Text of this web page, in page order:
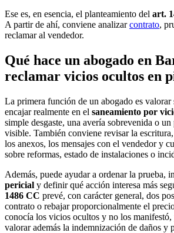
Ese es, en esencia, el planteamiento del art.
A partir de ahí, conviene analizarcontrato,
reclamar al vendedor.
Qué hace un abogado en
reclamar vicios ocultos en
La primera función de un abogado es valorar
encajar realmente en el saneamiento por
simple desgaste, una avería sobrevenida o
visible. También conviene revisar la
los anexos, los mensajes con el vendedor y
sobre reformas, estado de instalaciones o
Además, puede ayudar a ordenar la prueba,
pericial y definir qué acción interesa más
1486 CC prevé, con carácter general, dos
contrato o rebajar proporcionalmente el
conocía los vicios ocultos y no los manifestó,
valorar además la indemnización de daños y